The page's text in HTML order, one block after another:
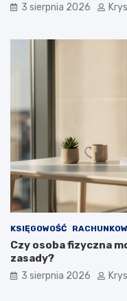
3 sierpnia 2026
KSIĘGOWOŚĆ
Czy osoba fizyczna
zasady?
3 sierpnia 2026